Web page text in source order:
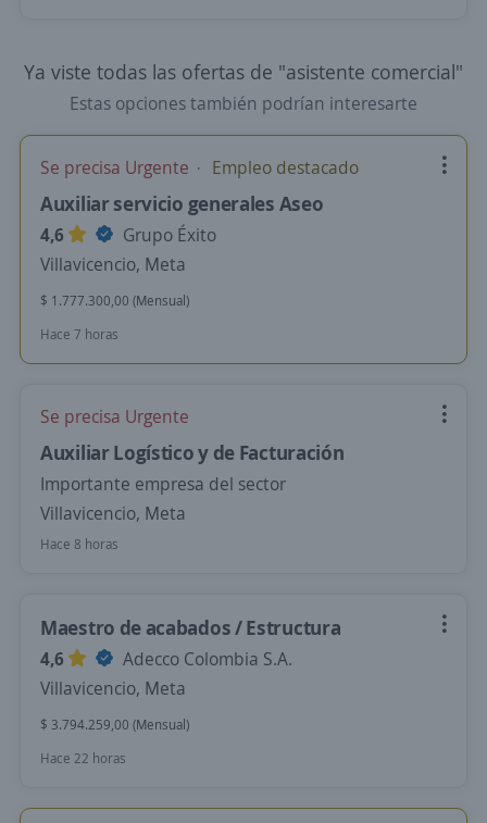
Ya viste todas las ofertas de "asistente comercial"
Estas opciones también podrían interesarte
Se precisa Urgente Empleo destacado
Auxiliar servicio generales Aseo
4,6
Grupo Éxito
Villavicencio, Meta
$ 1.777.300,00 (Mensual)
Hace 7 horas
Se precisa Urgente
Auxiliar Logístico y de Facturación
Importante empresa del sector
Villavicencio, Meta
Hace 8 horas
Maestro de acabados / Estructura
4,6
Adecco Colombia S.A.
Villavicencio, Meta
$ 3.794.259,00 (Mensual)
Hace 22 horas